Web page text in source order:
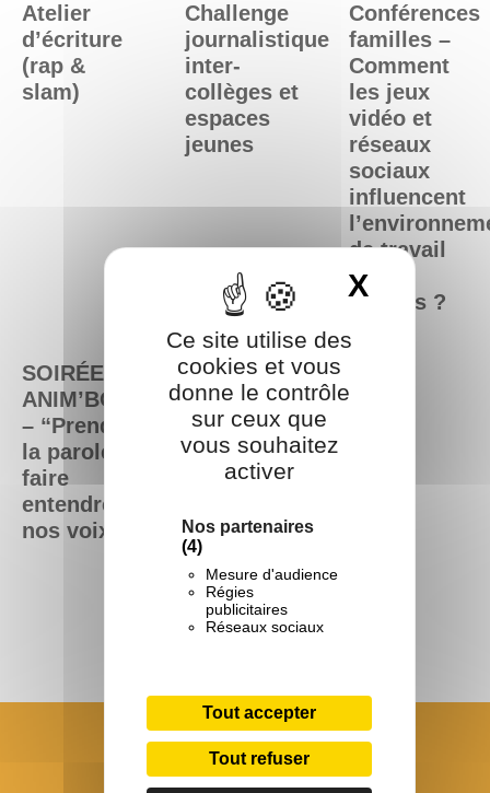
Ce site utilise des
cookies et vous
donne le contrôle
sur ceux que
vous souhaitez
activer
Nos partenaires
(4)
Mesure d'audience
Régies
publicitaires
Réseaux sociaux
Tout accepter
Tout refuser
X
Atelier
d’écriture
(rap &
slam)
Challenge
journalistique
inter-
collèges et
espaces
jeunes
Conférences
familles –
Comment
les jeux
vidéo et
réseaux
sociaux
influencent
de travail
des
enfants ?
SOIRÉE
ANIM’BOX
– “Prendre
la parole,
faire
entendre
nos voix”